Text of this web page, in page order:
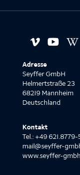
  
Adresse
Seyffer GmbH
Helmertstraße 23
68219 Mannheim
Deutschland
Kontakt
Tel.: +49
mail@seyffer-
www.seyffer-